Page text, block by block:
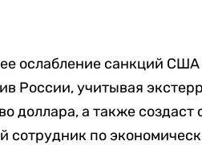
ослабление санкций
России, учитывая
доллара, а также создаст
сотрудник по